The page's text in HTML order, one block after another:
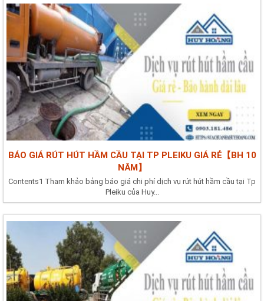
BÁO GIÁ RÚT HÚT HẦM CẦU TẠI TP PLEIKU GIÁ RẺ【BH 10
NĂM】
Contents1 Tham khảo bảng báo giá chi phí dịch vụ rút hút hầm cầu tại Tp
Pleiku của Huy...